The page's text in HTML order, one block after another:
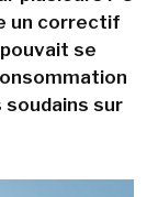
un correctif
se
sur